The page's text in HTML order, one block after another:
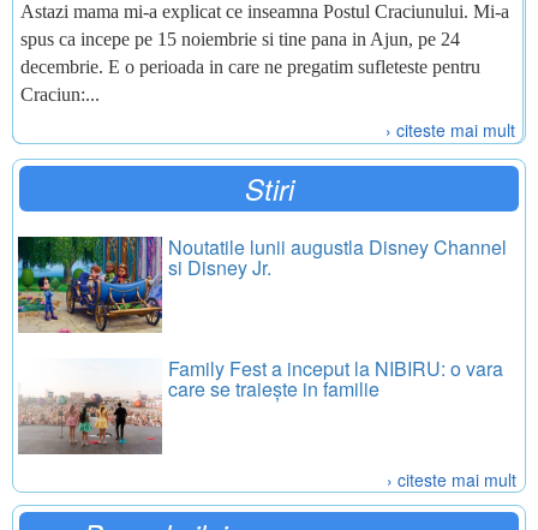
Astazi mama mi-a explicat ce inseamna Postul Craciunului. Mi-a
spus ca incepe pe 15 noiembrie si tine pana in Ajun, pe 24
decembrie. E o perioada in care ne pregatim sufleteste pentru
Craciun:...
› citeste mai mult
Stiri
Noutatile lunii augustla Disney Channel
si Disney Jr.
Family Fest a inceput la NIBIRU: o vara
care se traiește in familie
› citeste mai mult